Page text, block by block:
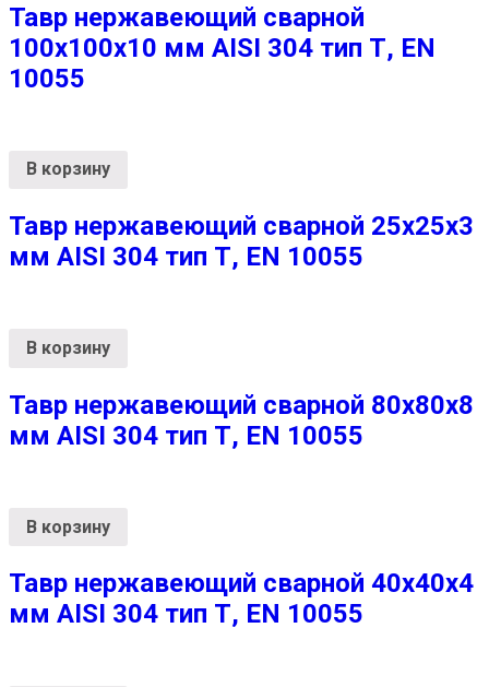
Тавр нержавеющий сварной
100х100х10 мм AISI 304 тип Т, EN
10055
В корзину
Тавр нержавеющий сварной 25х25х3
мм AISI 304 тип Т, EN 10055
В корзину
Тавр нержавеющий сварной 80х80х8
мм AISI 304 тип Т, EN 10055
В корзину
Тавр нержавеющий сварной 40х40х4
мм AISI 304 тип Т, EN 10055